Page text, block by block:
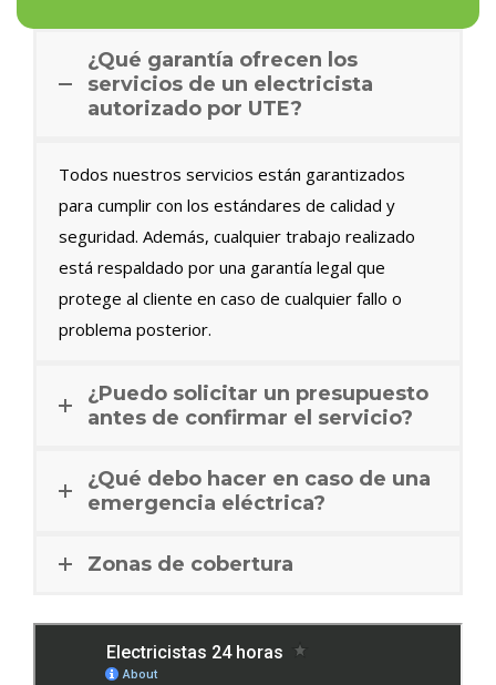
¿Qué garantía ofrecen los
servicios de un electricista
autorizado por UTE?
Todos nuestros servicios están garantizados
para cumplir con los estándares de calidad y
seguridad. Además, cualquier trabajo realizado
está respaldado por una garantía legal que
protege al cliente en caso de cualquier fallo o
problema posterior.
¿Puedo solicitar un presupuesto
antes de confirmar el servicio?
¿Qué debo hacer en caso de una
emergencia eléctrica?
Zonas de cobertura